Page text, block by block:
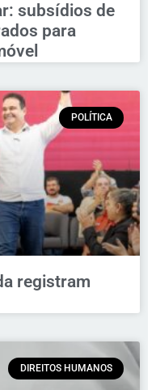
subsídios de
para
POLÍTICA
registram
DIREITOS HUMANOS